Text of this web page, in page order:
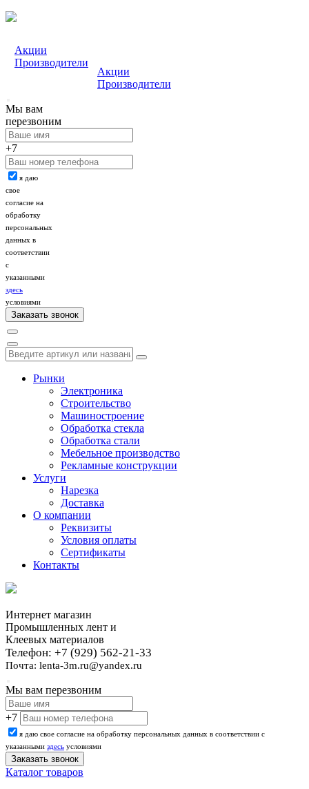
Акции
Производители
Акции
Производители
Мы вам
перезвоним
+7
я даю
свое
согласие на
обработку
персональных
данных в
соответствии
с
указанными
здесь
условиями
Рынки
Электроника
Строительство
Машиностроение
Обработка стекла
Обработка стали
Мебельное производство
Рекламные конструкции
Услуги
Нарезка
Доставка
О компании
Реквизиты
Условия оплаты
Сертификаты
Контакты
Интернет магазин
Промышленных лент и
Клеевых материалов
Телефон: +7 (929) 562-21-33
Почта: lenta-3m.ru@yandex.ru
Мы вам перезвоним
+7
я даю свое согласие на обработку персональных данных в соответствии с
указанными здесь условиями
Каталог товаров